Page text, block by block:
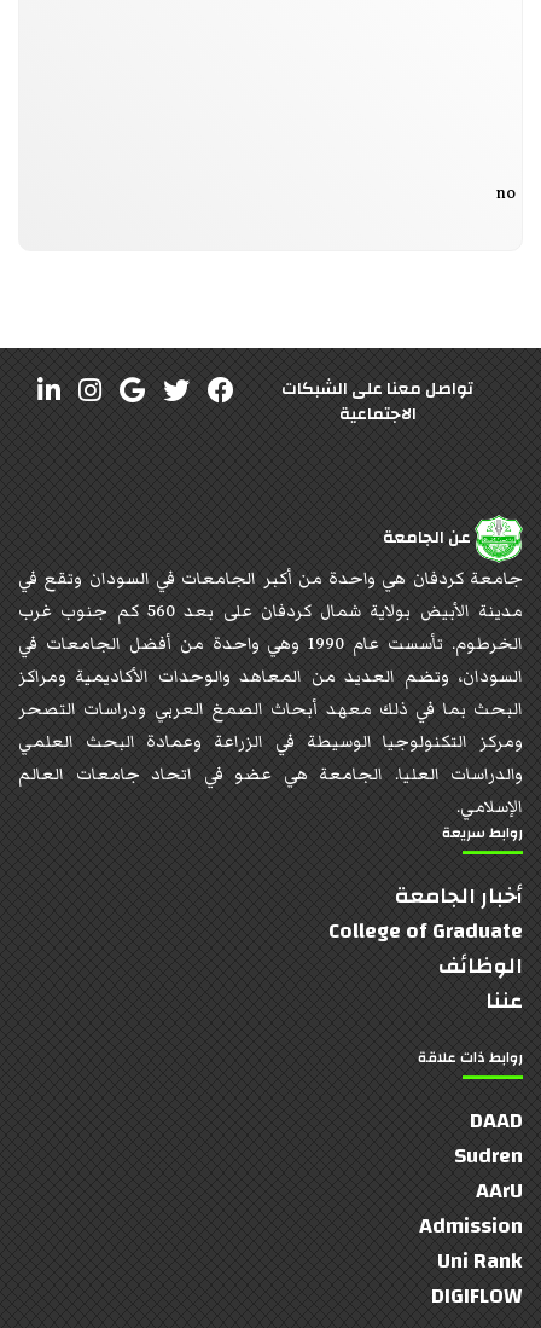
no
تواصل معنا على الشبكات
الاجتماعية
عن الجامعة
جامعة كردفان هي واحدة من أكبر الجامعات في السودان وتقع في
مدينة الأبيض بولاية شمال كردفان على بعد 560 كم جنوب غرب
الخرطوم. تأسست عام 1990 وهي واحدة من أفضل الجامعات في
السودان، وتضم العديد من المعاهد والوحدات الأكاديمية ومراكز
البحث بما في ذلك معهد أبحاث الصمغ العربي ودراسات التصحر
ومركز التكنولوجيا الوسيطة في الزراعة وعمادة البحث العلمي
والدراسات العليا. الجامعة هي عضو في اتحاد جامعات العالم
الإسلامي.
روابط سريعة
أخبار الجامعة
College of Graduate
الوظائف
عننا
روابط ذات علاقة
DAAD
Sudren
AArU
Admission
Uni Rank
DIGIFLOW